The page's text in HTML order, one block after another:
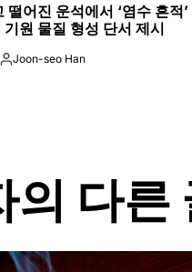
떨어진 운석에서 ‘염수 흔적’
원 물질 형성 단서 제시
Posted
Joon-seo Han
의 다른